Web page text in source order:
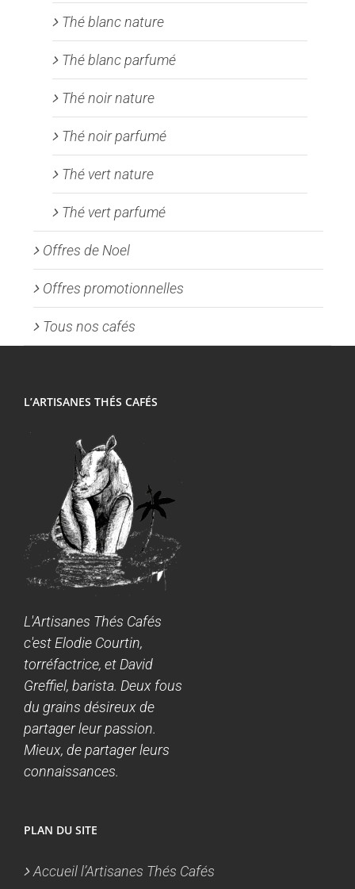
Thé blanc nature
Thé blanc parfumé
Thé noir nature
Thé noir parfumé
Thé vert nature
Thé vert parfumé
Offres de Noel
Offres promotionnelles
Tous nos cafés
L’ARTISANES THÉS CAFÉS
L'Artisanes Thés Cafés
c'est Elodie Courtin,
torréfactrice, et David
Greffiel, barista. Deux fous
du grains désireux de
partager leur passion.
Mieux, de partager leurs
connaissances.
PLAN DU SITE
Accueil l’Artisanes Thés Cafés